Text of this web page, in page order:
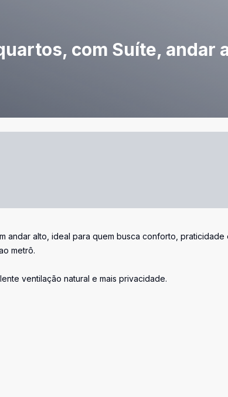
com Suíte, andar
andar alto, ideal para quem busca conforto, praticidade
metrô.
ventilação natural e mais privacidade.